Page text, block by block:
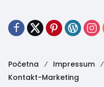
Početna Impressum
Kontakt-Marketing